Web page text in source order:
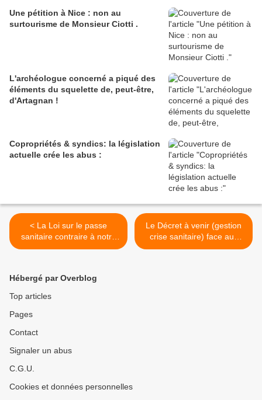
Une pétition à Nice : non au
surtourisme de Monsieur Ciotti .
L'archéologue concerné a piqué des
éléments du squelette de, peut-être,
d'Artagnan !
Copropriétés & syndics: la législation
actuelle crée les abus :
< La Loi sur le passe
sanitaire contraire à notre
droit commun et au droit
Le Décret à venir (gestion
crise sanitaire) face aux
Juges. >
Hébergé par Overblog
Top articles
Pages
Contact
Signaler un abus
C.G.U.
Cookies et données personnelles